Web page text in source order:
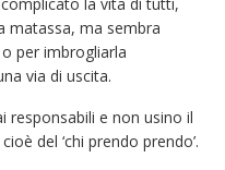
matassa, ma sembra
per imbrogliarla
via di uscita.
responsabili e non usino il
del ‘chi prendo prendo’.